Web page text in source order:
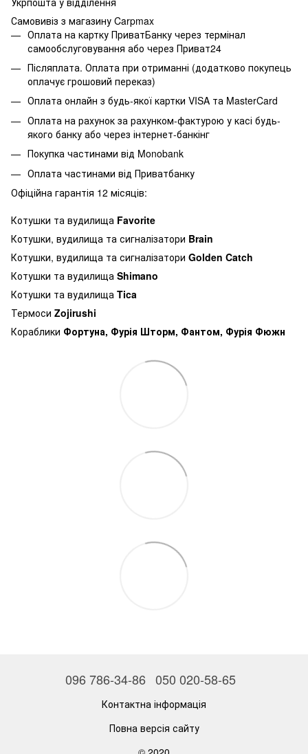
Самовивіз з магазину Carpmax
Оплата на картку ПриватБанку через термінал
самообслуговування або через Приват24
Післяплата. Оплата при отриманні (додатково покупець
оплачує грошовий переказ)
Оплата онлайн з будь-якої картки VISA та MasterCard
Оплата на рахунок за рахунком-фактурою у касі будь-
якого банку або через інтернет-банкінг
Покупка частинами від Monobank
Оплата частинами від Приватбанку
Офіційна гарантія 12 місяців:
Котушки та вудилища Favorite
Котушки, вудилища та сигналізатори Brain
Котушки, вудилища та сигналізатори Golden Catch
Котушки та вудилища Shimano
Котушки та вудилища Tica
Термоси Zojirushi
Кораблики Фортуна, Фурія Шторм, Фантом, Фурія Фюжн
096 786-34-86 050 020-58-65
Контактна інформація
Повна версія сайту